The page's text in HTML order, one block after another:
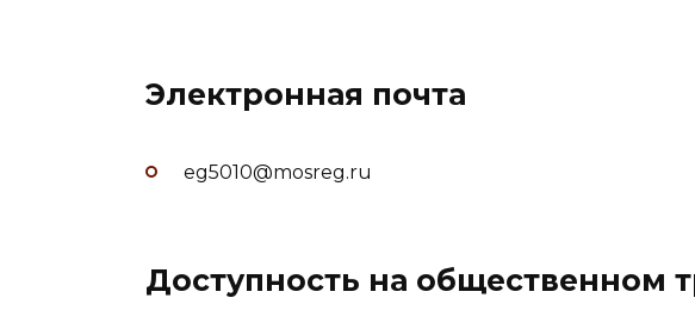
Электронная почта
eg5010@mosreg.ru
Доступность на общественном